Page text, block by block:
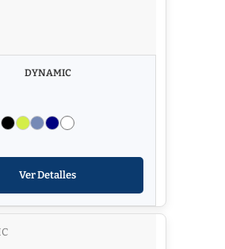
DYNAMIC
Ver Detalles